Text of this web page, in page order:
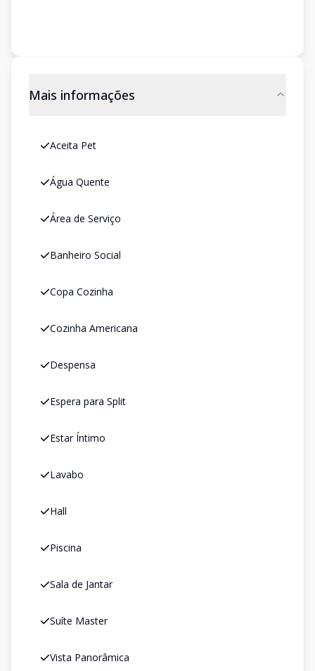
Mais informações
Aceita Pet
Água Quente
Área de Serviço
Banheiro Social
Copa Cozinha
Cozinha Americana
Despensa
Espera para Split
Estar Íntimo
Lavabo
Hall
Piscina
Sala de Jantar
Suíte Master
Vista Panorâmica